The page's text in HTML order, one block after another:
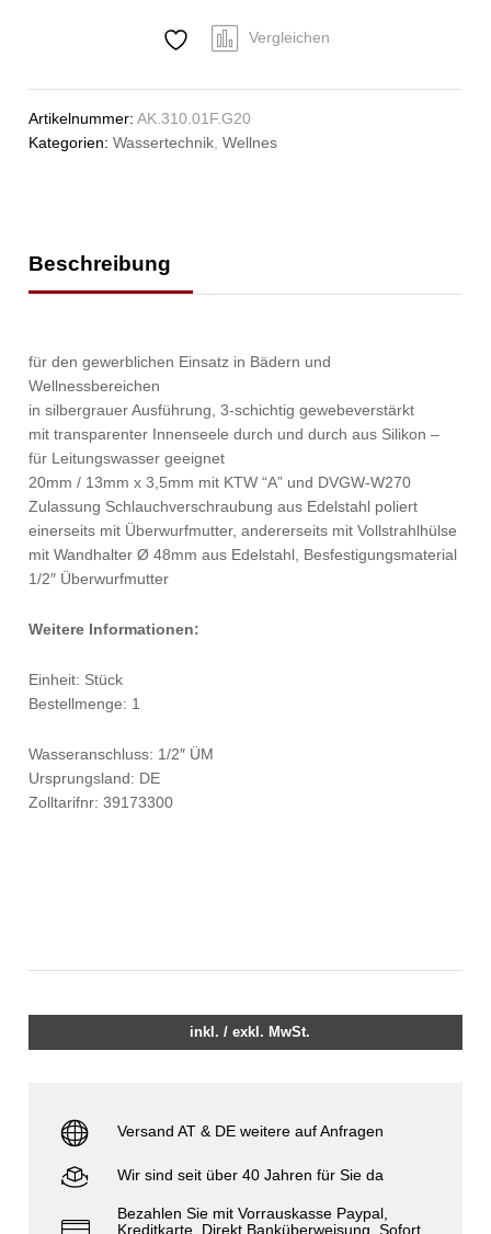
Vergleichen
Artikelnummer:AK.310.01F.G20
Kategorien:Wassertechnik,Wellnes
Beschreibung
für den gewerblichen Einsatz in Bädern und
Wellnessbereichen
in silbergrauer Ausführung, 3-schichtig gewebeverstärkt
mit transparenter Innenseele durch und durch aus Silikon –
für Leitungswasser geeignet
20mm / 13mm x 3,5mm mit KTW “A” und DVGW-W270
Zulassung Schlauchverschraubung aus Edelstahl poliert
einerseits mit Überwurfmutter, andererseits mit Vollstrahlhülse
mit Wandhalter Ø 48mm aus Edelstahl, Besfestigungsmaterial
1/2″ Überwurfmutter
Weitere Informationen:
Einheit: Stück
Bestellmenge: 1
Wasseranschluss: 1/2″ ÜM
Ursprungsland: DE
Zolltarifnr: 39173300
inkl. / exkl. MwSt.
Versand AT & DE weitere auf Anfragen
Wir sind seit über 40 Jahren für Sie da
Bezahlen Sie mit Vorrauskasse Paypal,
Kreditkarte, Direkt Banküberweisung, Sofort,